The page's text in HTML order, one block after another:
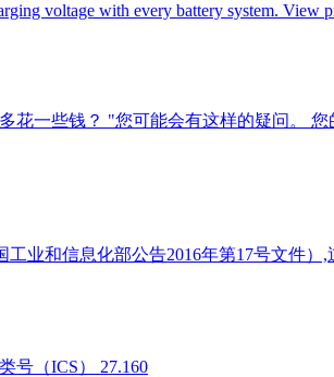
voltage with every battery system. View
一些钱？ "您可能会有这样的疑问。
业和信息化部公告2016年第17号文件）
号（ICS） 27.160